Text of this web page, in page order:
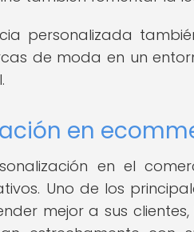
personalizada
de moda en un
en
en el
Uno de los
mejor a sus